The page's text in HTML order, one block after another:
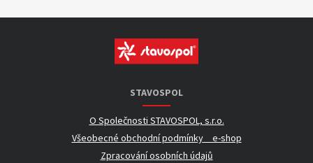
STAVOSPOL
O Společnosti STAVOSPOL, s.r.o.
Všeobecné obchodní podmínky _ e-shop
Zpracování osobních údajů